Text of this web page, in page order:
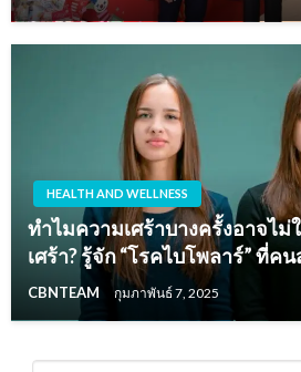
HEALTH AND WELLNESS
ทำไมความเศร้าบางครั้งอาจไ
เศร้า? รู้จัก “โรคไบโพลาร์” ที่ค
CBNTEAM กุมภาพันธ์ 7, 2025